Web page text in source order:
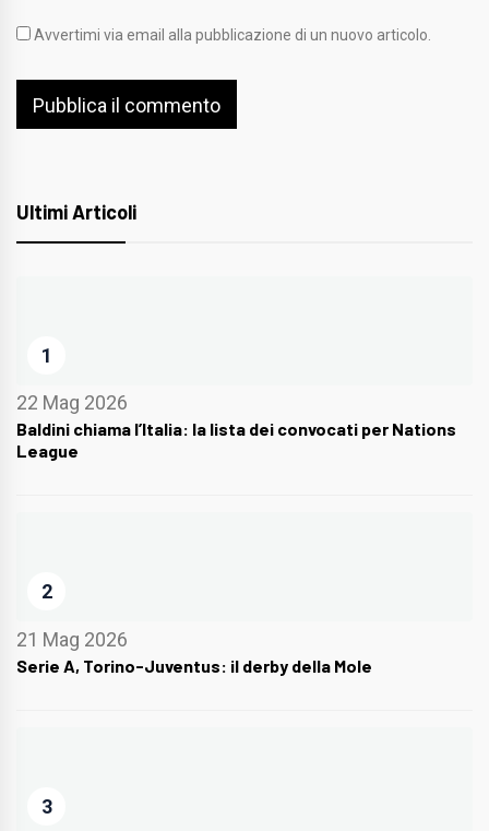
Avvertimi via email alla pubblicazione di un nuovo articolo.
Ultimi Articoli
1
22 Mag 2026
Baldini chiama l’Italia: la lista dei convocati per Nations
League
2
21 Mag 2026
Serie A, Torino-Juventus: il derby della Mole
3